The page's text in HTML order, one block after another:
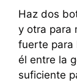
Haz dos
y otra para
fuerte para
él entre la
suficiente